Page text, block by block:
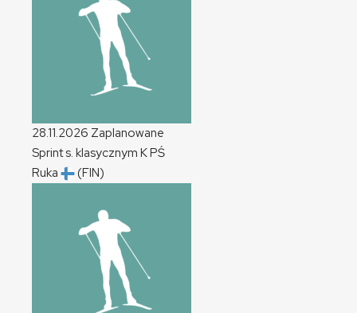
28.11.2026 Zaplanowane
Sprint s. klasycznym KPŚ
Ruka
(FIN)